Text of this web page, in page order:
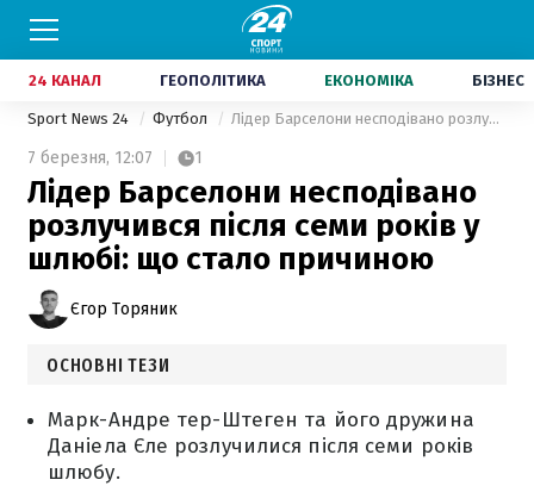
24 КАНАЛ ГЕОПОЛІТИКА ЕКОНОМІКА БІЗНЕС
Sport News 24 Футбол Лідер Барселони несподівано розлучився після семи років у шлюбі: що стало причиною
7 березня, 12:07 1
Лідер Барселони несподівано
розлучився після семи років у
шлюбі: що стало причиною
Єгор Торяник
ОСНОВНІ ТЕЗИ
Марк-Андре тер-Штеген та його дружина
Даніела Єле розлучилися після семи років
шлюбу.